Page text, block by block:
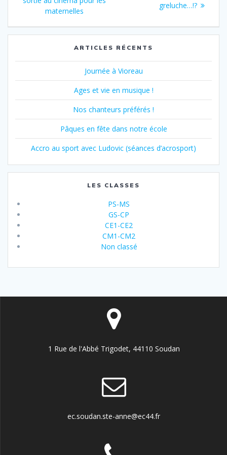
de
l’article
:
maternelles
suivant
greluche…!?
ARTICLES RÉCENTS
Journée à Vioreau
Ages et vie en musique !
Nos chanteurs préférés !
Pâques en fête dans notre école
Accro au sport avec Ludovic (séances d’acrosport)
LES CLASSES
PS-MS
GS-CP
CE1-CE2
CM1-CM2
Non classé
1 Rue de l'Abbé Trigodet, 44110 Soudan
ec.soudan.ste-anne@ec44.fr